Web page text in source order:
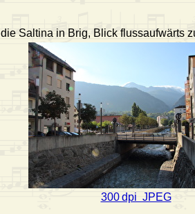
die Saltina in Brig, Blick flussaufwärts
300 dpi JPEG